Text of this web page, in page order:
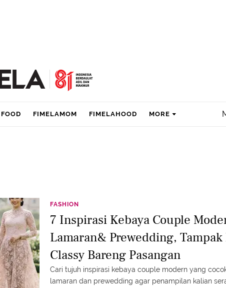
FOOD FIMELAMOM FIMELAHOOD MORE
FASHION
7 Inspirasi Kebaya Couple
Lamaran& Prewedding,
Classy Bareng Pasangan
Cari tujuh inspirasi kebaya couple modern yang
lamaran dan prewedding agar penampilan kalian